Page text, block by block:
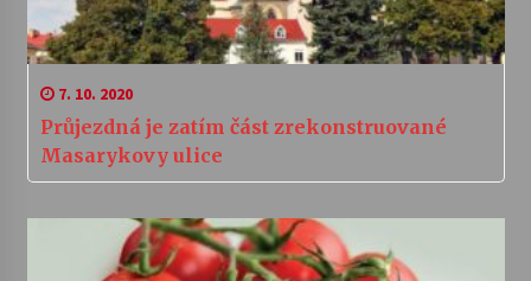
7. 10. 2020
Průjezdná je zatím část zrekonstruované
Masarykovy ulice